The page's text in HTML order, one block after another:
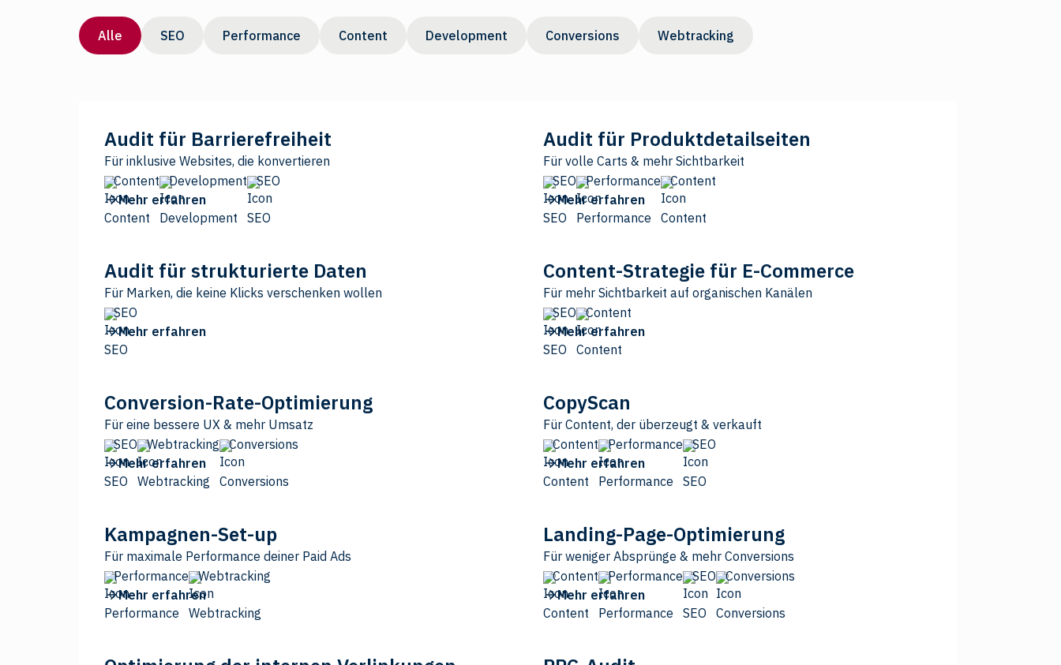
Alle SEO Performance Content Development Conversions Webtracking
Audit für Barrierefreiheit
Für inklusive Websites, die konvertieren
Content
Development
SEO
Mehr erfahren
Audit für Produktdetailseiten
Für volle Carts & mehr Sichtbarkeit
SEO
Performance
Content
Mehr erfahren
Audit für strukturierte Daten
Für Marken, die keine Klicks verschenken wollen
SEO
Mehr erfahren
Content-Strategie für E-Commerce
Für mehr Sichtbarkeit auf organischen Kanälen
SEO
Content
Mehr erfahren
Conversion-Rate-Optimierung
Für eine bessere UX & mehr Umsatz
SEO
Webtracking
Conversions
Mehr erfahren
CopyScan
Für Content, der überzeugt & verkauft
Content
Performance
SEO
Mehr erfahren
Kampagnen-Set-up
Für maximale Performance deiner Paid Ads
Performance
Webtracking
Mehr erfahren
Landing-Page-Optimierung
Für weniger Absprünge & mehr Conversions
Content
Performance SEO
Conversions
Mehr erfahren